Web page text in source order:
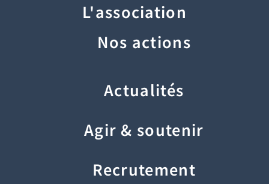
L'association
Nos actions
Actualités
Agir & soutenir
Recrutement